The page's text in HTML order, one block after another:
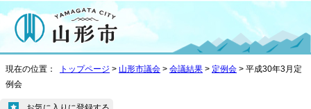
現在の位置： トップページ > 山形市議会 > 会議結果 > 定例会 > 平成30年3月定
例会